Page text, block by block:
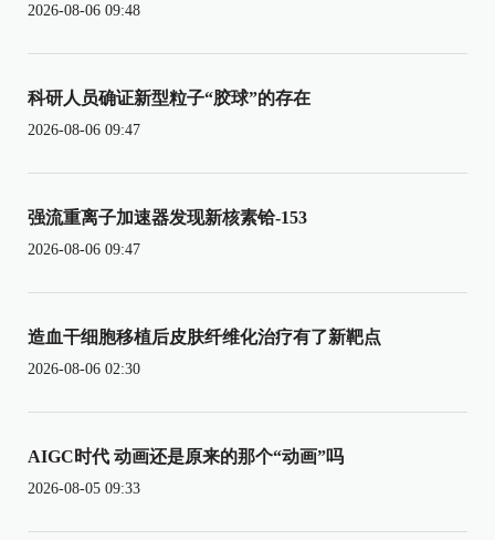
2026-08-06 09:48
科研人员确证新型粒子“胶球”的存在
2026-08-06 09:47
强流重离子加速器发现新核素铪-153
2026-08-06 09:47
造血干细胞移植后皮肤纤维化治疗有了新靶点
2026-08-06 02:30
AIGC时代 动画还是原来的那个“动画”吗
2026-08-05 09:33